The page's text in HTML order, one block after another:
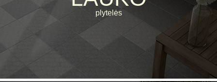
plytelės